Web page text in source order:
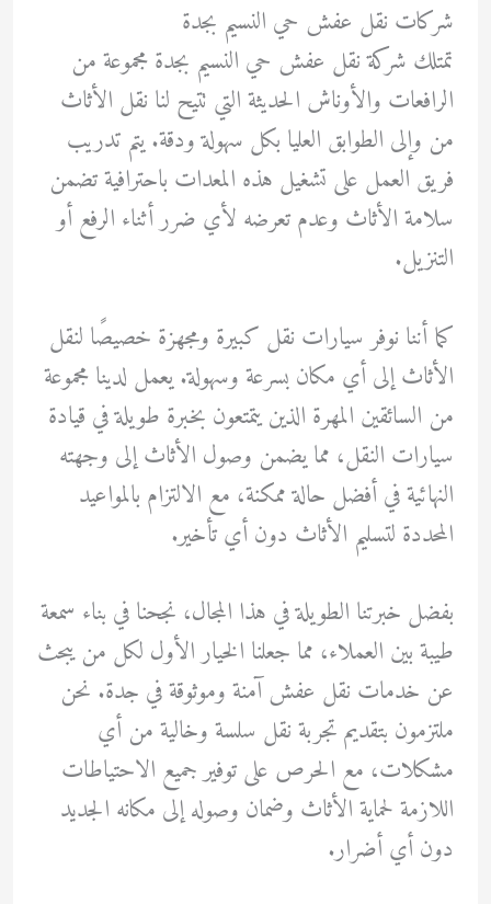
شركات نقل عفش حي النسيم بجدة
تمتلك شركة نقل عفش حي النسيم بجدة مجموعة من
الرافعات والأوناش الحديثة التي تتيح لنا نقل الأثاث
من وإلى الطوابق العليا بكل سهولة ودقة. يتم تدريب
فريق العمل على تشغيل هذه المعدات باحترافية تضمن
سلامة الأثاث وعدم تعرضه لأي ضرر أثناء الرفع أو
التنزيل.
كما أننا نوفر سيارات نقل كبيرة ومجهزة خصيصًا لنقل
الأثاث إلى أي مكان بسرعة وسهولة. يعمل لدينا مجموعة
من السائقين المهرة الذين يتمتعون بخبرة طويلة في قيادة
سيارات النقل، مما يضمن وصول الأثاث إلى وجهته
النهائية في أفضل حالة ممكنة، مع الالتزام بالمواعيد
المحددة لتسليم الأثاث دون أي تأخير.
بفضل خبرتنا الطويلة في هذا المجال، نجحنا في بناء سمعة
طيبة بين العملاء، مما جعلنا الخيار الأول لكل من يبحث
عن خدمات نقل عفش آمنة وموثوقة في جدة. نحن
ملتزمون بتقديم تجربة نقل سلسة وخالية من أي
مشكلات، مع الحرص على توفير جميع الاحتياطات
اللازمة لحماية الأثاث وضمان وصوله إلى مكانه الجديد
دون أي أضرار.